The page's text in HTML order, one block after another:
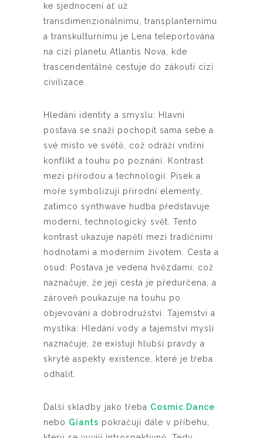
ke sjednocení ať už
transdimenzionálnímu, transplanternímu
a transkulturnímu je Lena teleportována
na cizí planetu Atlantis Nova, kde
trascendentálně cestuje do zákoutí cízí
civilizace.
Hledání identity a smyslu: Hlavní
postava se snaží pochopit sama sebe a
své místo ve světě, což odráží vnitřní
konflikt a touhu po poznání. Kontrast
mezi přírodou a technologií: Písek a
moře symbolizují přírodní elementy,
zatímco synthwave hudba představuje
moderní, technologický svět. Tento
kontrast ukazuje napětí mezi tradičními
hodnotami a moderním životem. Cesta a
osud: Postava je vedena hvězdami, což
naznačuje, že její cesta je předurčena, a
zároveň poukazuje na touhu po
objevování a dobrodružství. Tajemství a
mystika: Hledání vody a tajemství mysli
naznačuje, že existují hlubší pravdy a
skryté aspekty existence, které je třeba
odhalit.
Další skladby jako třeba Cosmic Dance
nebo Giants pokračují dále v příbehu,